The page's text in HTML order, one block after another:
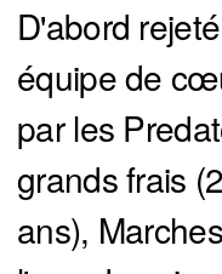
D'abord
équipe de
par les
grands frais
ans),